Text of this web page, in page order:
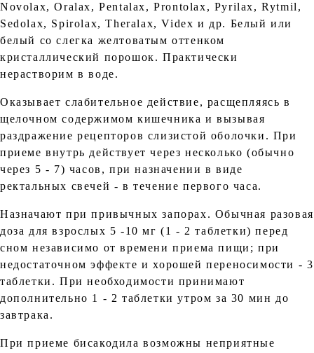
Novolax, Oralax, Pentalax, Prontolax, Pyrilax, Rytmil,
Sedolax, Spirolax, Theralax, Videx и др. Белый или
белый со слегка желтоватым оттенком
кристаллический порошок. Практически
нерастворим в воде.
Оказывает слабительное действие, расщепляясь в
щелочном содержимом кишечника и вызывая
раздражение рецепторов слизистой оболочки. При
приеме внутрь действует через несколько (обычно
через 5 - 7) часов, при назначении в виде
ректальных свечей - в течение первого часа.
Назначают при привычных запорах. Обычная разовая
доза для взрослых 5 -10 мг (1 - 2 таблетки) перед
сном независимо от времени приема пищи; при
недостаточном эффекте и хорошей переносимости - 3
таблетки. При необходимости принимают
дополнительно 1 - 2 таблетки утром за 30 мин до
завтрака.
При приеме бисакодила возможны неприятные